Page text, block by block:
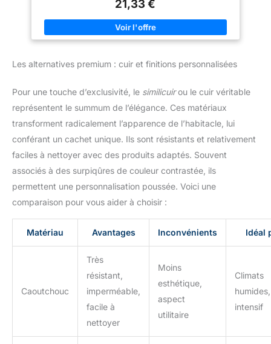
rapide et facile : un simple
rinçage, une secousse ou un
essuyage avec un chiffon
poussière, la boue et les
liquides, pour que les tapis
quotidien. Le jeu de tapis en
caoutchouc Sorrento est le choix
idéal pour les conducteurs qui
recherchent une combinaison
durabilité. Il offre durabilité,
sécurité et un design
fonctionnel qui facilite
l'entretien de l'intérieur de votre
véhicule, en le gardant toujours
propre et protégé.
dessus offrant une adhérence confortable au pied ; picots
caoutchoutés antidérapants sur l’envers afin de maintenir les
tapis en place Personnalisable : coupez simplement le tapis
avec une paire de ciseaux afin de l’adapter à la taille de votre
21,33 €
Les alternatives premium : cuir et finitions personnalisées
Pour une touche d’exclusivité, le similicuirou le cuir véritable
représentent le summum de l’élégance. Ces matériaux
transforment radicalement l’apparence de l’habitacle, lui
conférant un cachet unique. Ils sont résistants et relativement
faciles à nettoyer avec des produits adaptés. Souvent
associés à des surpiqûres de couleur contrastée, ils
permettent une personnalisation poussée. Voici une
comparaison pour vous aider à choisir :
Matériau Avantages Inconvénients Idéal
Caoutchouc
Très
résistant,
imperméable,
facile à
nettoyer
Moins
esthétique,
aspect
utilitaire
Climats
intensif